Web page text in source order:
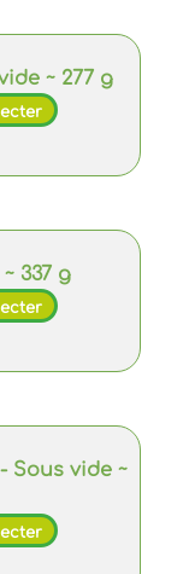
~ 277 g
337 g
Sous vide ~